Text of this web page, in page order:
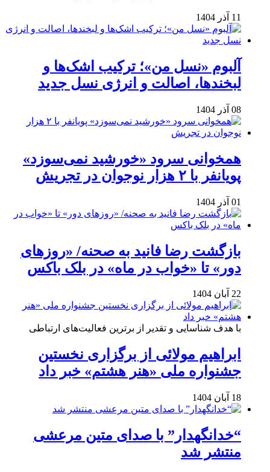
11 آذر 1404
آلبوم «نسل من»؛ ترکیب اشک‌ها و
لبخندها، اصالت و انرژی نسل جدید
08 آذر 1404
همخوانی سرود «خورشید نمی‌سوزد»
پویانفر با ۲ هزار نوجوان در تجریش
01 آذر 1404
بازگشت رضا فانید به صحنه/ «روزهای
دور» تا «خواب در ماه» در بلک باکس
22 آبان 1404
با هدف شناسایی و تقدیر از برترین فعالیت‌های ارتباطی
ابراهیم مولائی از برگزاری نخستین
جشنواره ملی «هنر هشتم» خبر داد
18 آبان 1404
“خدانگهدار” با صدای متین مرعشی
منتشر شد